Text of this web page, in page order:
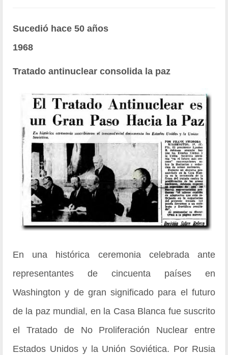
Sucedió hace 50 años
1968
Tratado antinuclear consolida la paz
En una histórica ceremonia celebrada ante
representantes de cincuenta países en
Washington y de gran significado para el futuro
de la paz mundial, en la Casa Blanca fue suscrito
el Tratado de No Proliferación Nuclear entre
Estados Unidos y la Unión Soviética. Por Rusia